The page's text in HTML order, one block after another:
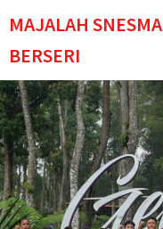
MAJALAH SNESMA
BERSERI